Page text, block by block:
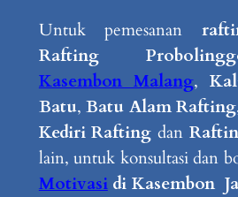
Untuk pemesanan
Rafting
Kasembon Malang,
Batu,Batu Alam Rafting
Kediri Rafting dan
lain, untuk konsultasi dan
Motivasidi Kasembon